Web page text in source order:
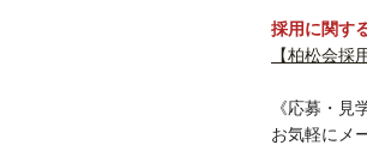
採用に関す
【柏松会採
《応募・見
お気軽にメ